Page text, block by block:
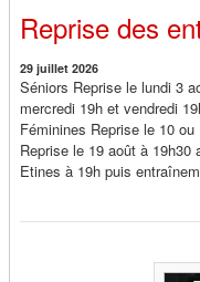
Reprise des
29 juillet 2026
Séniors Reprise le lundi 3
mercredi 19h et vendredi
Féminines Reprise le 10
Reprise le 19 août à
Etines à 19h puis